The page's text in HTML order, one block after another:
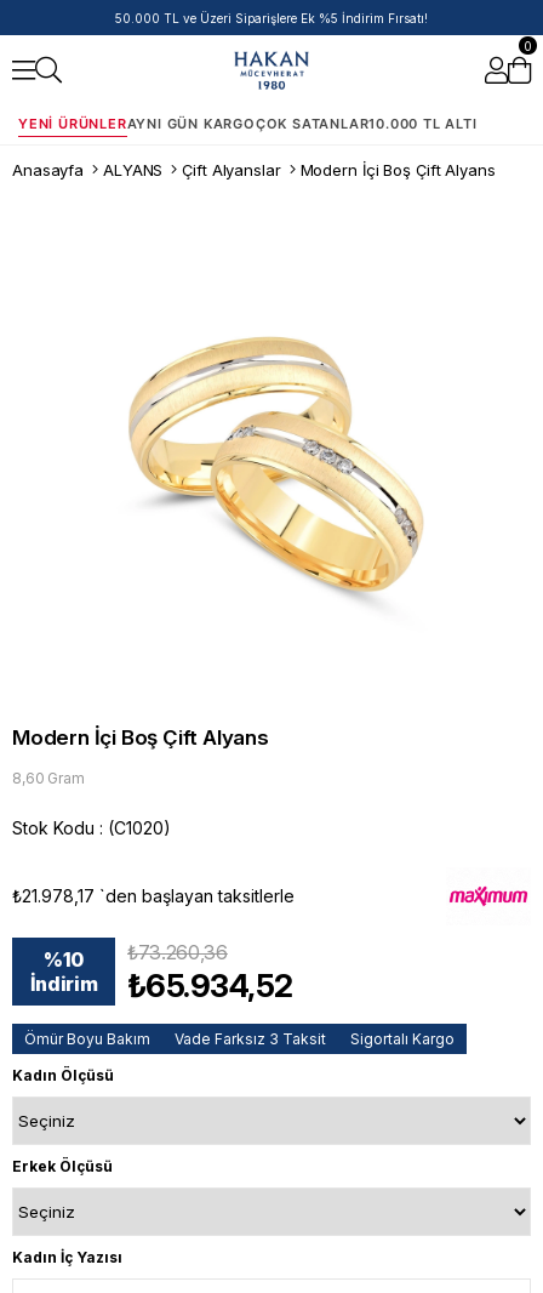
14 Ayar Ürünlerde Havale/EFT İndirimi
0
YENI ÜRÜNLERAYNI GÜN KARGOÇOK SATANLAR10.000 TL ALTI
Anasayfa ALYANS Çift Alyanslar Modern İçi Boş Çift Alyans
Modern İçi Boş Çift Alyans
8,60 Gram
Stok Kodu (C1020)
₺21.978,17 `den başlayan taksitlerle
%10
İndirim
₺73.260,36
₺65.934,52
Ömür Boyu Bakım Vade Farksız 3 Taksit
Sigortalı Kargo
Kadın Ölçüsü
Erkek Ölçüsü
Kadın İç Yazısı